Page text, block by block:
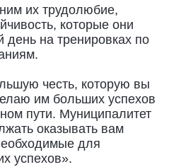
их трудолюбие,
которые они
на тренировках по
честь, которую вы
им больших успехов
пути. Муниципалитет
оказывать вам
для
успехов».